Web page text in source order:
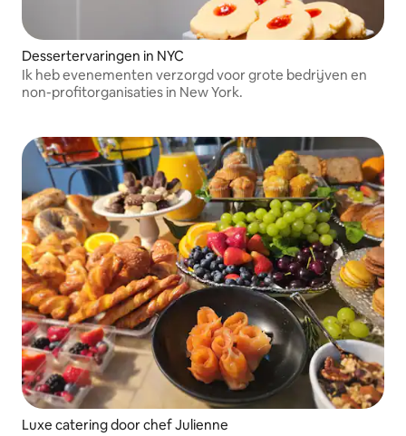
Dessertervaringen in NYC
Ik heb evenementen verzorgd voor grote bedrijven en
non-profitorganisaties in New York.
Luxe catering door chef Julienne